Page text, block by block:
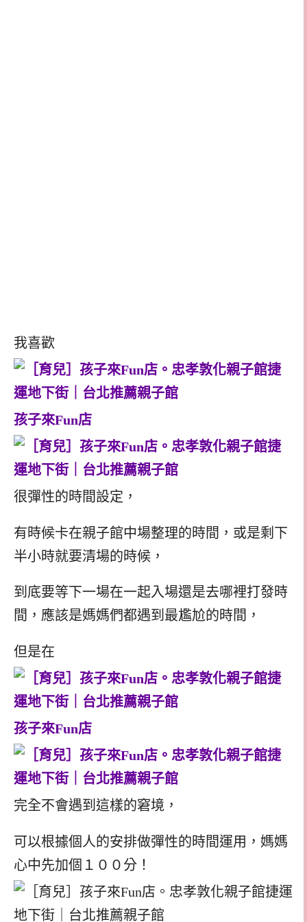
我喜歡
孩子來Fun店
很彈性的時間設定，
有時候卡在親子館中場整理的時間，或是剩下
半小時就要清場的時候，
到底要等下一場在一起入場還是去哪裡打發時
間，應該是媽媽們都遇到最尷尬的時間，
但是在
孩子來Fun店
完全不會遇到這樣的窘境，
可以根據個人的安排做彈性的時間運用，媽媽
心中先加個１００分！